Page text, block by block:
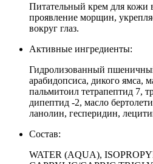
Питательный крем для кожи
проявление морщин,
вокруг глаз.
Активные ингредиенты:
Гидролизованный
арабидопсиса, дикого ямса,
пальмитоил тетрапептид 7,
дипептид -2, масло
ланолин, гесперидин,
Состав:
WATER (AQUA),